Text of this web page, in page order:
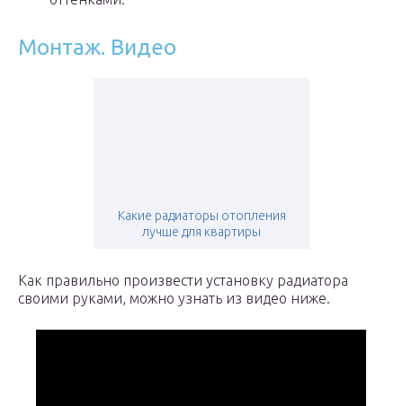
Монтаж. Видео
Какие радиаторы отопления
лучше для квартиры
Как правильно произвести установку радиатора
своими руками, можно узнать из видео ниже.